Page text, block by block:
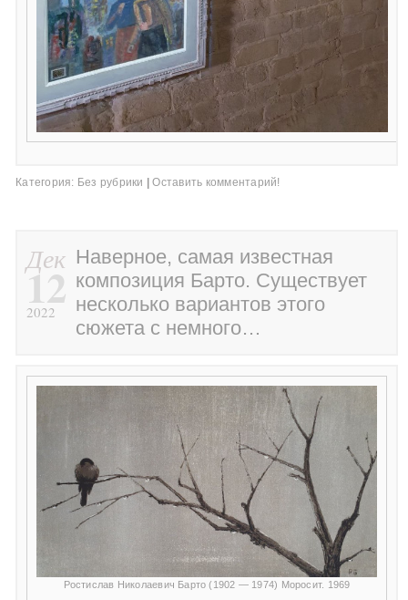
Категория: Без рубрики | Оставить комментарий!
Дек
12
2022
Наверное, самая известная
композиция Барто. Существует
несколько вариантов этого
сюжета с немного…
Ростислав Николаевич Барто (1902 — 1974) Моросит. 1969